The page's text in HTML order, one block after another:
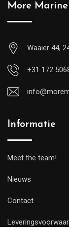
More Marine
Waaier 44,
+31 172
Informatie
Meet the team!
Nieuws
Contact